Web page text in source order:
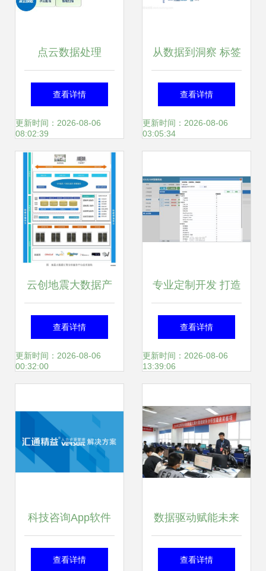
点云数据处理
查看详情
更新时间：2026-08-06
08:02:39
从数据到洞察 标签
云如何重塑软件开
发的数据处理服务
查看详情
更新时间：2026-08-06
03:05:34
云创地震大数据产
品荣膺江苏省大数
据产业发展试点示
查看详情
更新时间：2026-08-06
00:32:00
专业定制开发 打造
企业数字化转型的
坚实基石
查看详情
更新时间：2026-08-06
13:39:06
科技咨询App软件
开发的主要功能特
查看详情
数据驱动赋能未来
信号完整性分析大
查看详情